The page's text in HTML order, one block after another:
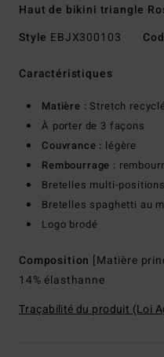
Haut de bikini triangle
Style EBJX300103
Caractéristiques
Matière : Stretch
À porter de 3 façons
Couvrance : légère
Rembourrage :
Bretelles multi-positions
Bretelles spaghetti au
Logo brodé
Composition [Matière
14% élasthanne
Traçabilité du produit (Loi